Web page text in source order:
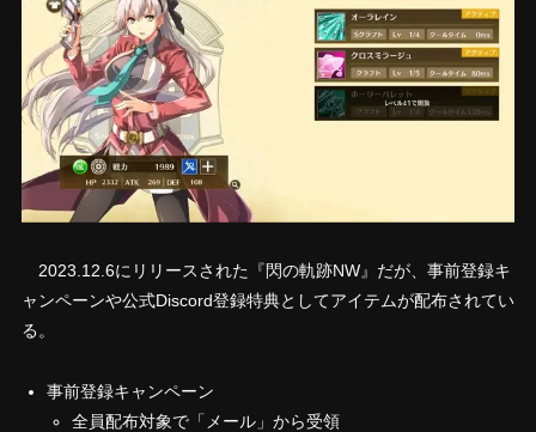
2023.12.6にリリースされた『閃の軌跡NW』だが、事前登録キ
ャンペーンや公式Discord登録特典としてアイテムが配布されてい
る。
事前登録キャンペーン
全員配布対象で「メール」から受領